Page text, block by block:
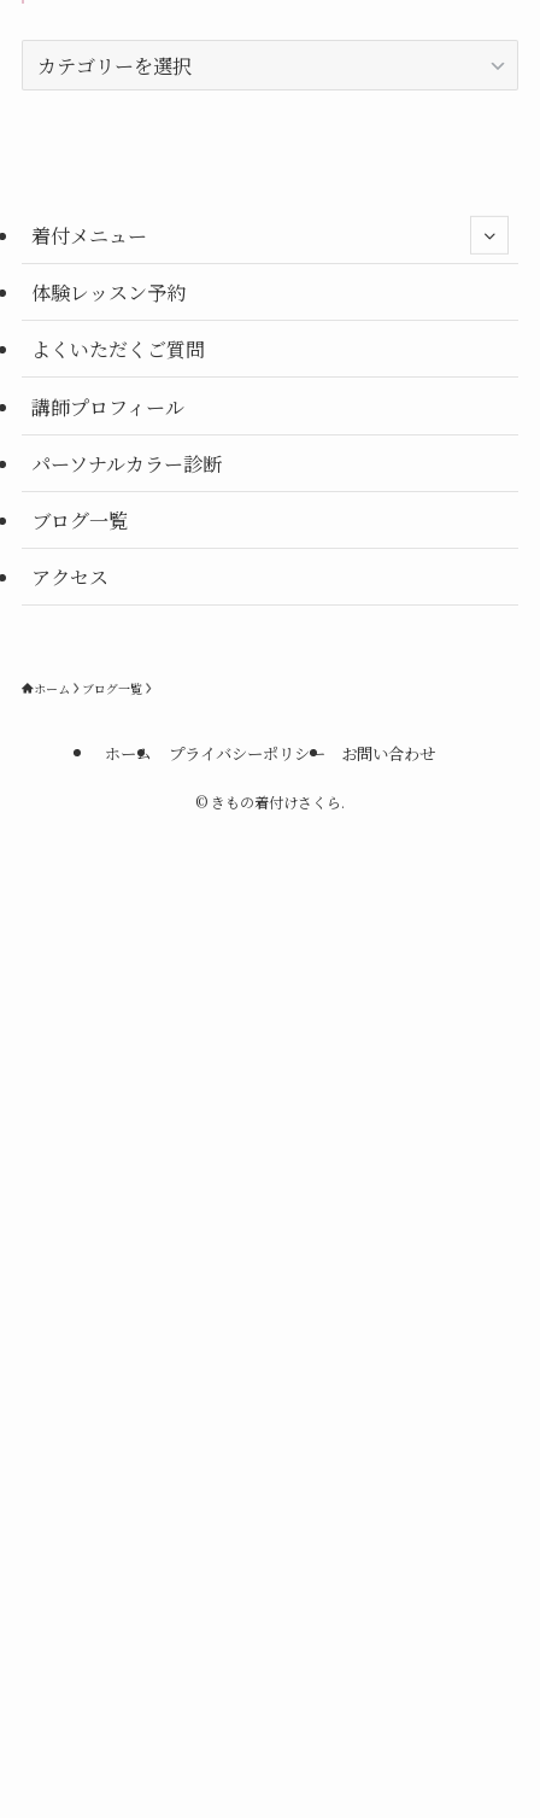
事
テ
着付メニュー
体験レッスン予約
よくいただくご質問
講師プロフィール
パーソナルカラー診断
ブログ一覧
アクセス
ホーム ブログ一覧
ホーム プライバシーポリシー お問い合わせ
© きもの着付けさくら.